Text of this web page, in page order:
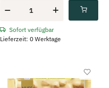
Sofort verfügbar
Lieferzeit: 0 Werktage